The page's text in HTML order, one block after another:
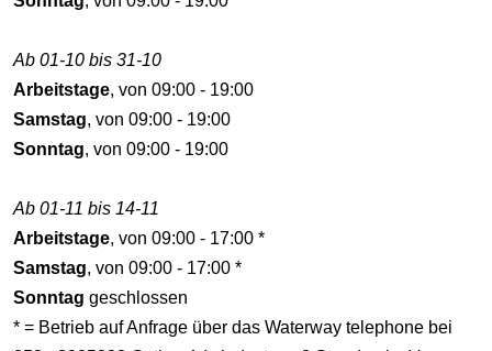
Ab 01-10 bis 31-10
Arbeitstage, von 09:00 - 19:00
Samstag, von 09:00 - 19:00
Sonntag, von 09:00 - 19:00
Ab 01-11 bis 14-11
Arbeitstage, von 09:00 - 17:00 *
Samstag, von 09:00 - 17:00 *
Sonntag geschlossen
* = Betrieb auf Anfrage über das Waterway telephone bei